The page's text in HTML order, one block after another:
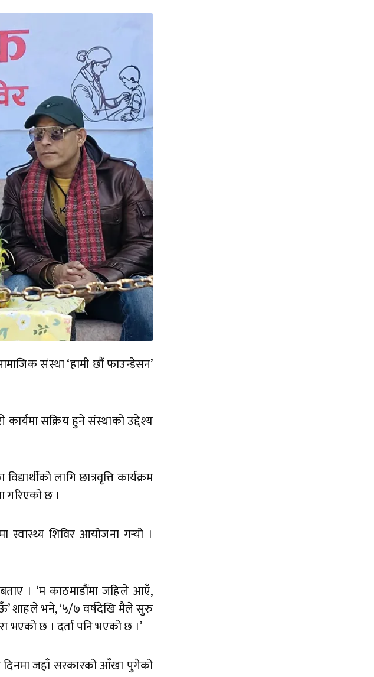
संस्था ‘हामी छौं फाउन्डेसन’
कार्यमा सक्रिय हुने संस्थाको उद्देश्य
लागि छात्रवृत्ति कार्यक्रम
गरिएको छ ।
शिविर आयोजना गर्‍यो ।
। ‘म काठमाडौंमा जहिले आएँ,
शाहले भने, ‘५/७ वर्षदेखि मैले सुरु
छ । दर्ता पनि भएको छ ।’
दिनमा जहाँ सरकारको आँखा पुगेको